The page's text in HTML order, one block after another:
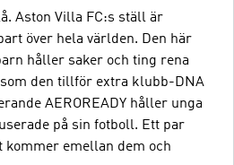
Aston Villa FC:s ställ är
över hela världen. Den här
håller saker och ting rena
den tillför extra klubb-DNA
AEROREADY håller unga
på sin fotboll. Ett par
kommer emellan dem och